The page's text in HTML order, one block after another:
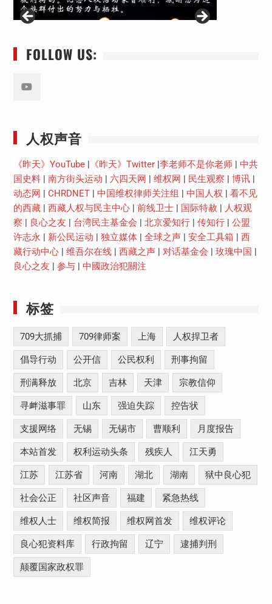
FOLLOW US:
人权声音
《昨天》YouTube| 《昨天》Twitter| 李老师不是你老师| 中共
国史料| 南方街头运动 六四天网 维权网 民生观察 博讯|
动态网
CHRDNET| 中国维权律师关注组 中国人权
看不见
的西藏| 西藏人权与民主中心| 前线卫士| 国际特赦
人权观
察
良心之友 台湾民主基金会 北京爱知行| 传知行| 公盟
许志永
新公民运动 独立媒体| 全球之声| 安全工具箱
西
藏行动中心| 维吾尔在线| 西藏之声| 对话基金会 玫瑰中国
良心之友
参与| 中國政治犯關注
标签
709大抓捕 709律师案 上海 人权捍卫者
倡导行动 公开信 公民权利 刑事拘留
刑满释放 北京 吉林 天津 宗教信仰
寻衅滋事罪 山东 强迫失踪 控告状
支援网络 无锡 无锡市 曹顺利 月度报告
本站首发 权利运动头条 残疾人 江天勇
江苏 江苏省 河南 湖北 湖南 狱中良心犯
社会公正 社区声音 福建 紧急热线
维权人士 维权简报 维权网首发 维权评论
良心犯资料库 行政拘留 辽宁 逮捕判刑
颠覆国家政权罪